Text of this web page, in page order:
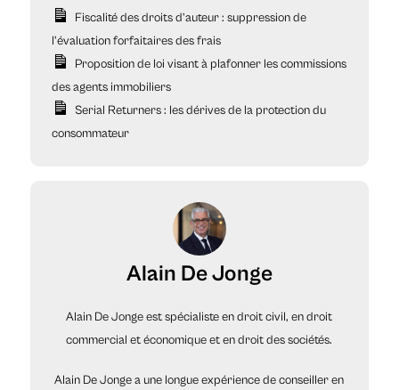
Fiscalité des droits d’auteur : suppression de
l’évaluation forfaitaires des frais
Proposition de loi visant à plafonner les commissions
des agents immobiliers
Serial Returners : les dérives de la protection du
consommateur
Alain De Jonge
Alain De Jonge est spécialiste en droit civil, en droit
commercial et économique et en droit des sociétés.
Alain De Jonge a une longue expérience de conseiller en